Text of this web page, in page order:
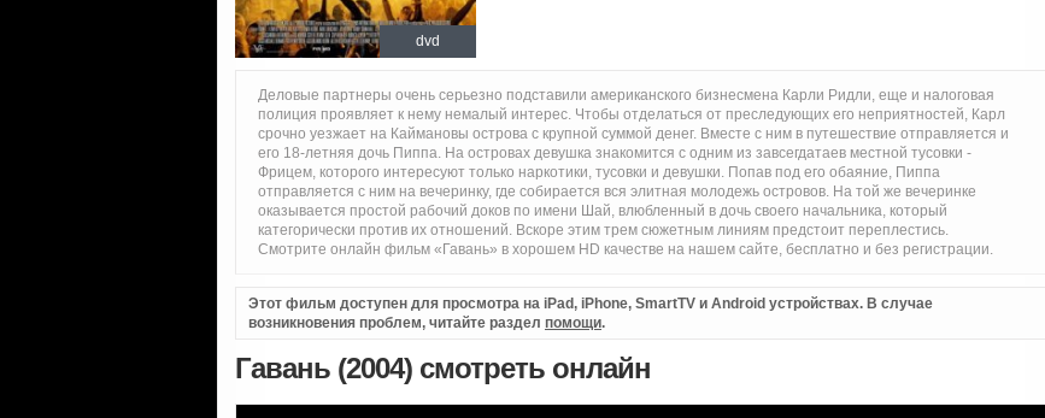
dvd
Деловые партнеры очень серьезно подставили американского бизнесмена Карли Ридли, еще и налоговая
полиция проявляет к нему немалый интерес. Чтобы отделаться от преследующих его неприятностей, Карл
срочно уезжает на Каймановы острова с крупной суммой денег. Вместе с ним в путешествие отправляется и
его 18-летняя дочь Пиппа. На островах девушка знакомится с одним из завсегдатаев местной тусовки -
Фрицем, которого интересуют только наркотики, тусовки и девушки. Попав под его обаяние, Пиппа
отправляется с ним на вечеринку, где собирается вся элитная молодежь островов. На той же вечеринке
оказывается простой рабочий доков по имени Шай, влюбленный в дочь своего начальника, который
категорически против их отношений. Вскоре этим трем сюжетным линиям предстоит переплестись.
Смотрите онлайн фильм «Гавань» в хорошем HD качестве на нашем сайте, бесплатно и без регистрации.
Этот фильм доступен для просмотра на iPad, iPhone, SmartTV и Android устройствах. В случае
возникновения проблем, читайте раздел помощи.
Гавань (2004) смотреть онлайн